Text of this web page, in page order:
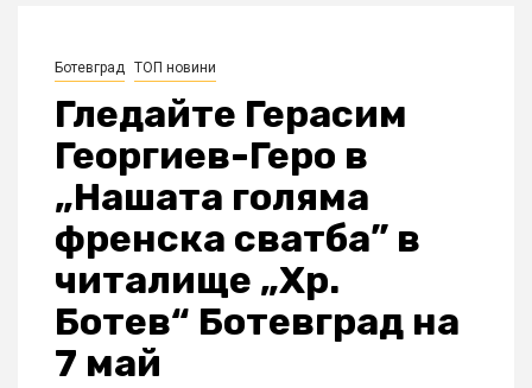
Ботевград ТОП новини
Гледайте Герасим
Георгиев-Геро в
„Нашата голяма
френска сватба” в
читалище „Хр.
Ботев“ Ботевград на
7 май